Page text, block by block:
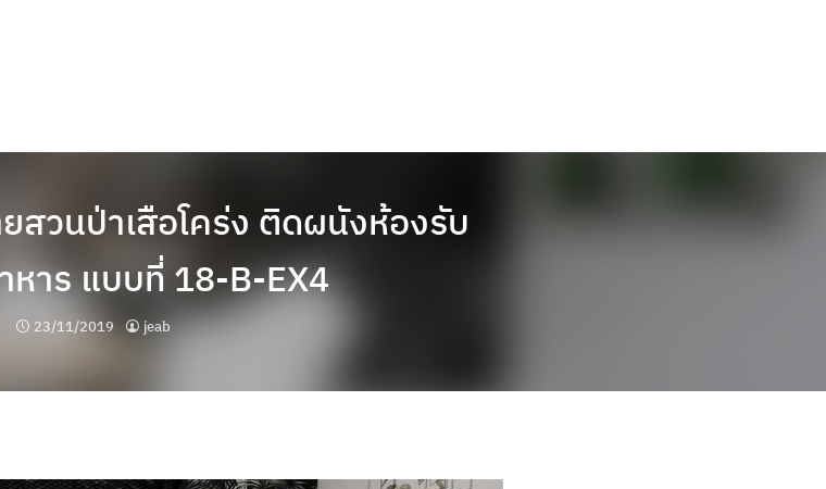
สวนป่าเสือโคร่ง ติดผนังห้องรับ
หาร แบบที่ 18-B-EX4
23/11/2019 jeab